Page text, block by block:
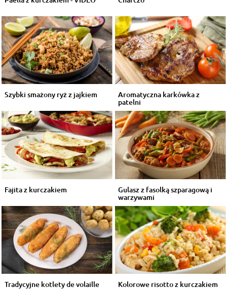
Szybki smażony ryż z jajkiem Aromatyczna karkówka z
patelni
Fajita z kurczakiem Gulasz z fasolką szparagową i
warzywami
Tradycyjne kotlety de volaille Kolorowe risotto z kurczakiem